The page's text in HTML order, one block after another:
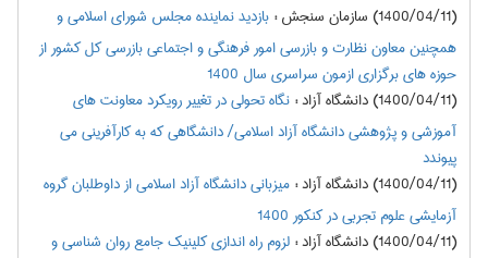
(1400/04/11) سازمان سنجش
:بازديد نماينده مجلس شوراي اسلامي و
همچنين معاون نظارت و بازرسي امور فرهنگي و اجتماعي بازرسي کل کشور از
حوزه هاي برگزاري ازمون سراسري سال 1400
(1400/04/11) دانشگاه آزاد
:نگاه تحولی در تغییر رویکرد معاونت های
آموزشی و پژوهشی دانشگاه آزاد اسلامی/ دانشگاهی که به کارآفرینی می
پیوندد
(1400/04/11) دانشگاه آزاد
:میزبانی دانشگاه آزاد اسلامی از داوطلبان گروه
آزمایشی علوم تجربی در کنکور 1400
(1400/04/11) دانشگاه آزاد
:لزوم راه اندازی کلینیک جامع روان شناسی و